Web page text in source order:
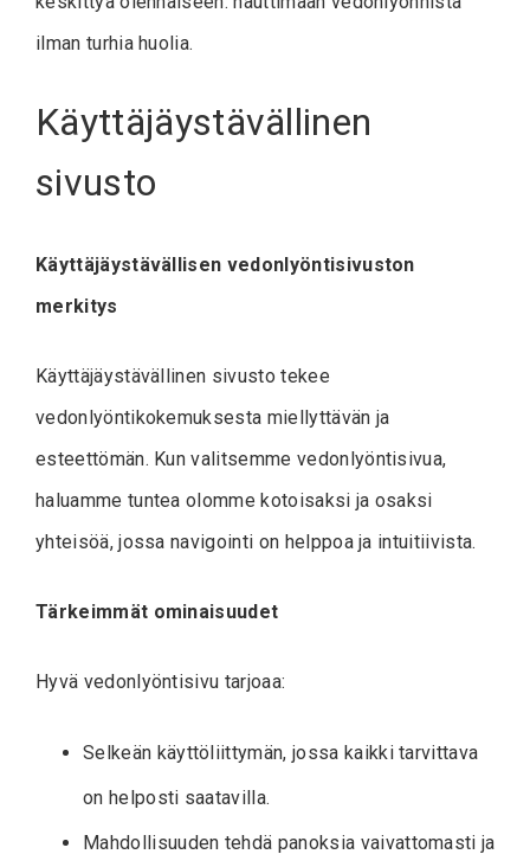
ilman turhia huolia.
Käyttäjäystävällinen
sivusto
Käyttäjäystävällisen vedonlyöntisivuston
merkitys
Käyttäjäystävällinen sivusto tekee
vedonlyöntikokemuksesta miellyttävän ja
esteettömän. Kun valitsemme vedonlyöntisivua,
haluamme tuntea olomme kotoisaksi ja osaksi
yhteisöä, jossa navigointi on helppoa ja intuitiivista.
Tärkeimmät ominaisuudet
Hyvä vedonlyöntisivu tarjoaa:
Selkeän käyttöliittymän, jossa kaikki tarvittava
on helposti saatavilla.
Mahdollisuuden tehdä panoksia vaivattomasti ja